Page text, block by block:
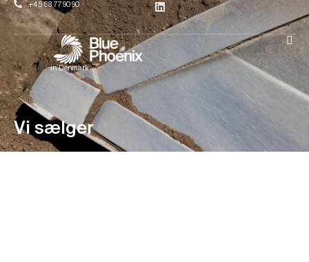
+45 88 77 90 90
in Denmark
Vi sælger